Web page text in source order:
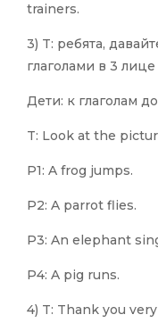
trainers.
3) T: ребята,
глаголами в 3
Дети: к глаголам
T: Look at the
P1: A frog jumps.
P2: A parrot flies.
P3: An elephant
P4: A pig runs.
4) T: Thank you